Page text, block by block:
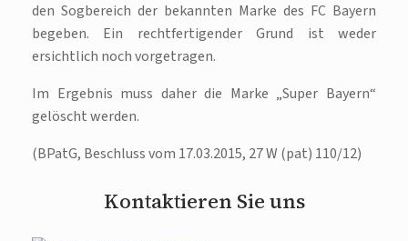
den Sogbereich der bekannten Marke des FC Bayern
begeben. Ein rechtfertigender Grund ist weder
ersichtlich noch vorgetragen.
Im Ergebnis muss daher die Marke „Super Bayern“
gelöscht werden.
(BPatG, Beschluss vom 17.03.2015, 27 W (pat) 110/12)
Kontaktieren Sie uns